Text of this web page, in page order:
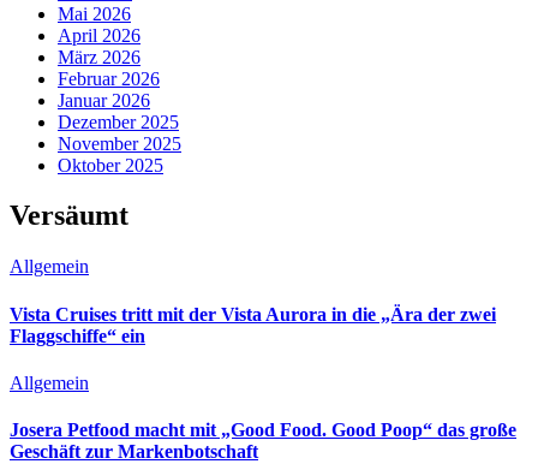
Mai 2026
April 2026
März 2026
Februar 2026
Januar 2026
Dezember 2025
November 2025
Oktober 2025
Versäumt
Allgemein
Vista Cruises tritt mit der Vista Aurora in die „Ära der zwei
Flaggschiffe“ ein
Allgemein
Josera Petfood macht mit „Good Food. Good Poop“ das große
Geschäft zur Markenbotschaft